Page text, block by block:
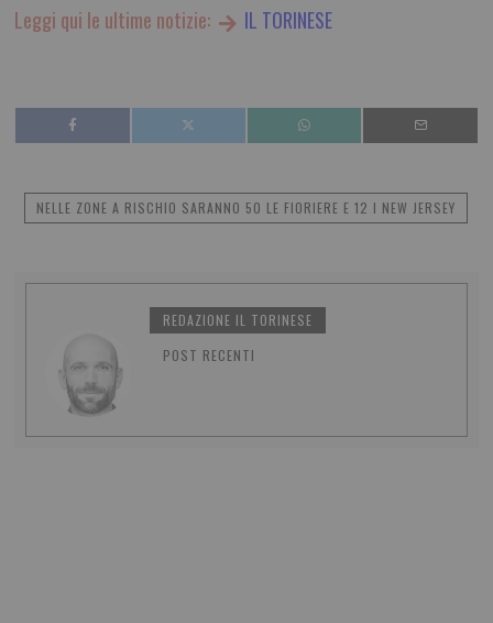
Leggi qui le ultime notizie: IL TORINESE
NELLE ZONE A RISCHIO SARANNO 50 LE FIORIERE E 12 I NEW JERSEY
REDAZIONE IL TORINESE
POST RECENTI